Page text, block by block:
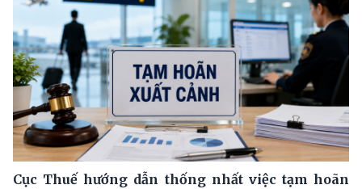
Cục Thuế hướng dẫn thống nhất việc tạm hoãn